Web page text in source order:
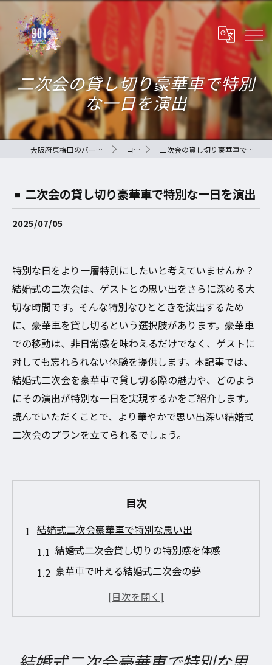
二次会の貸し切り豪華車で特別
な一日を演出
大阪府東梅田のバーなら901-QLAY- コラム 二次会の貸し切り豪華車で特別な一日を演出
二次会の貸し切り豪華車で特別な一日を演出
2025/07/05
特別な日をより一層特別にしたいと考えていませんか？
結婚式の二次会は、ゲストとの思い出をさらに深める大
切な時間です。そんな特別なひとときを演出するため
に、豪華車を貸し切るという選択肢があります。豪華車
での移動は、非日常感を味わえるだけでなく、ゲストに
対しても忘れられない体験を提供します。本記事では、
結婚式二次会を豪華車で貸し切る際の魅力や、どのよう
にその演出が特別な一日を実現するかをご紹介します。
読んでいただくことで、より華やかで思い出深い結婚式
二次会のプランを立てられるでしょう。
目次
結婚式二次会豪華車で特別な思い出
結婚式二次会貸し切りの特別感を体感
豪華車で叶える結婚式二次会の夢
結婚式二次会貸し切りで非日常を演出
豪華車と共に結婚式二次会を楽しむ